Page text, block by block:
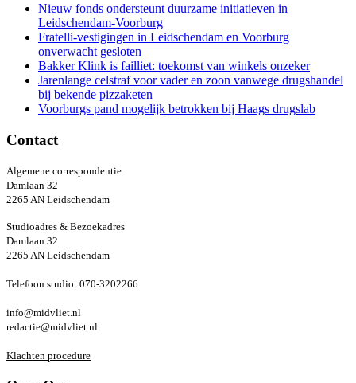
Nieuw fonds ondersteunt duurzame initiatieven in
Leidschendam-Voorburg
Fratelli-vestigingen in Leidschendam en Voorburg
onverwacht gesloten
Bakker Klink is failliet: toekomst van winkels onzeker
Jarenlange celstraf voor vader en zoon vanwege drugshandel
bij bekende pizzaketen
Voorburgs pand mogelijk betrokken bij Haags drugslab
Contact
Algemene correspondentie
Damlaan 32
2265 AN Leidschendam
Studioadres & Bezoekadres
Damlaan 32
2265 AN Leidschendam
Telefoon studio: 070-3202266
info@midvliet.nl
redactie@midvliet.nl
Klachten procedure